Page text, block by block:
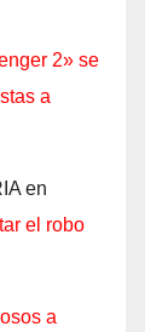
2» se
a
en
el robo
a